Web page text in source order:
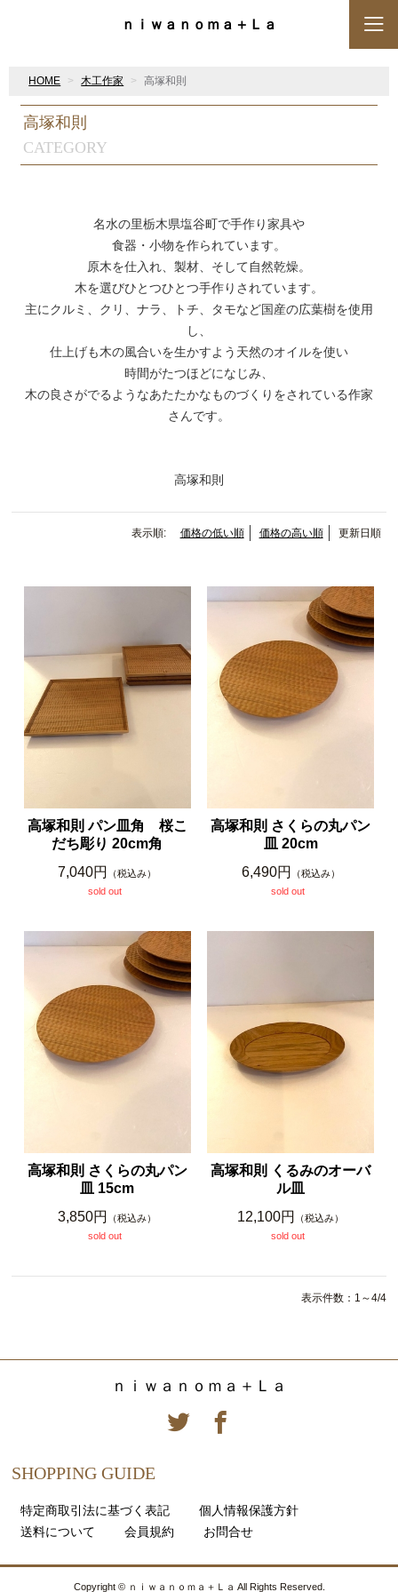
ｎｉｗａｎｏｍａ＋Ｌａ
HOME 木工作家 高塚和則
CATEGORY
高塚和則
名水の里栃木県塩谷町で手作り家具や
食器・小物を作られています。
原木を仕入れ、製材、そして自然乾燥。
木を選びひとつひとつ手作りされています。
主にクルミ、クリ、ナラ、トチ、タモなど国産の広葉樹を使用
し、
仕上げも木の風合いを生かすよう天然のオイルを使い
時間がたつほどになじみ、
木の良さがでるようなあたたかなものづくりをされている作家
さんです。
高塚和則
表示順: 価格の低い順 価格の高い順 更新日順
高塚和則 パン皿角 桜こ
だち彫り 20cm角
7,040円
（税込み）
sold out
高塚和則 さくらの丸パン
皿 20cm
6,490円
（税込み）
sold out
高塚和則 さくらの丸パン
皿 15cm
3,850円
（税込み）
sold out
高塚和則 くるみのオーバ
ル皿
12,100円
（税込み）
sold out
表示件数：1～4/4
ｎｉｗａｎｏｍａ＋Ｌａ
SHOPPING GUIDE
特定商取引法に基づく表記
個人情報保護方針
送料について
会員規約 お問合せ
Copyright © ｎｉｗａｎｏｍａ＋Ｌａ All Rights Reserved.